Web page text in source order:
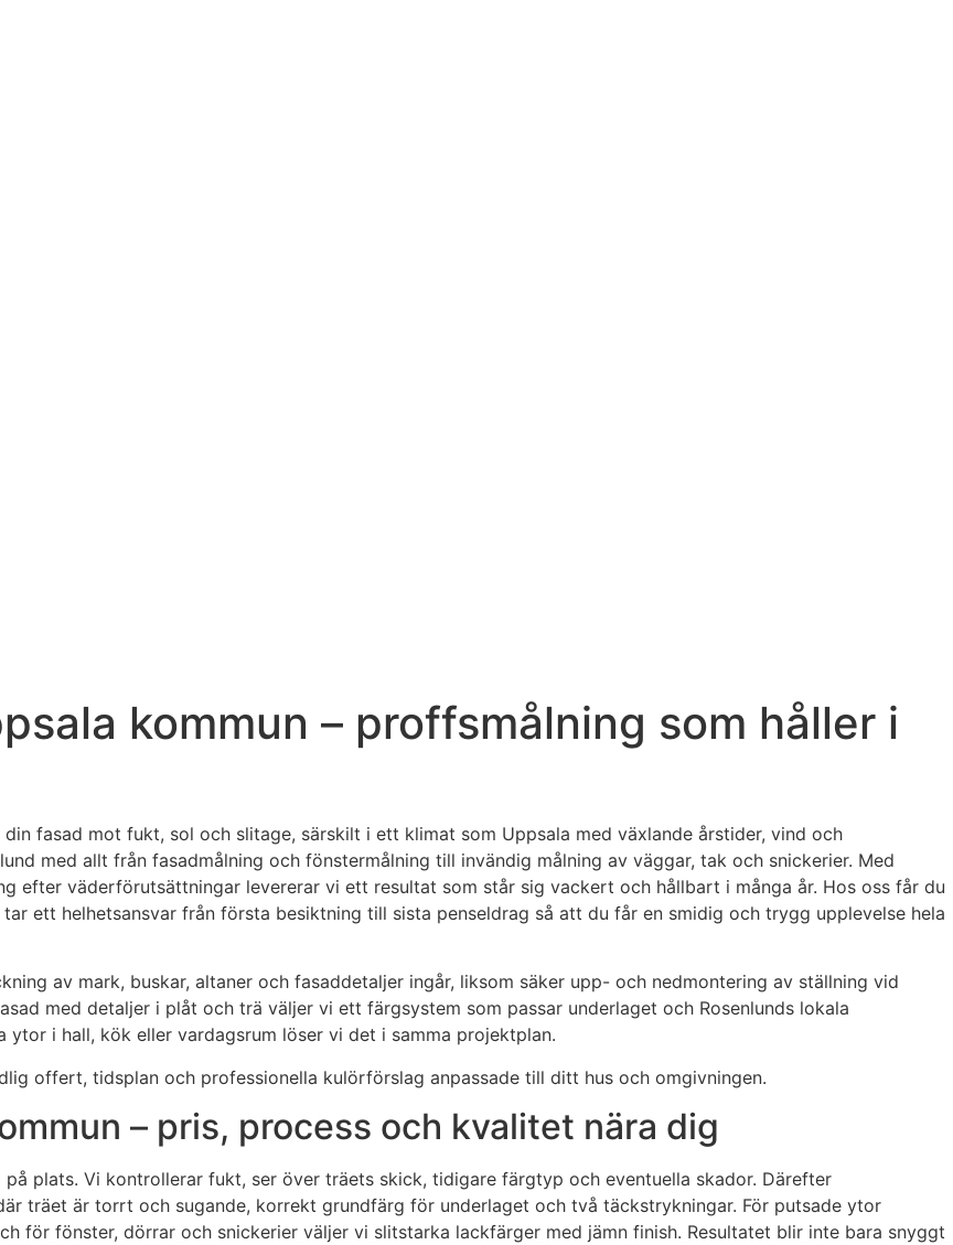
kommun – proffsmålning som håller i
fasad mot fukt, sol och slitage, särskilt i ett klimat som Uppsala med växlande årstider, vind och
med allt från fasadmålning och fönstermålning till invändig målning av väggar, tak och snickerier. Med
efter väderförutsättningar levererar vi ett resultat som står sig vackert och hållbart i många år. Hos oss får du
ett helhetsansvar från första besiktning till sista penseldrag så att du får en smidig och trygg upplevelse hela
av mark, buskar, altaner och fasaddetaljer ingår, liksom säker upp- och nedmontering av ställning vid
med detaljer i plåt och trä väljer vi ett färgsystem som passar underlaget och Rosenlunds lokala
i hall, kök eller vardagsrum löser vi det i samma projektplan.
offert, tidsplan och professionella kulörförslag anpassade till ditt hus och omgivningen.
– pris, process och kvalitet nära dig
plats. Vi kontrollerar fukt, ser över träets skick, tidigare färgtyp och eventuella skador. Därefter
träet är torrt och sugande, korrekt grundfärg för underlaget och två täckstrykningar. För putsade ytor
för fönster, dörrar och snickerier väljer vi slitstarka lackfärger med jämn finish. Resultatet blir inte bara snyggt